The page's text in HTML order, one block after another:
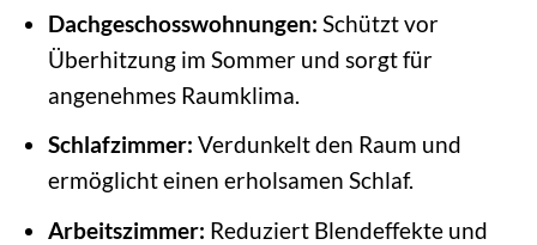
Dachgeschosswohnungen: Schützt vor
Überhitzung im Sommer und sorgt für
angenehmes Raumklima.
Schlafzimmer: Verdunkelt den Raum und
ermöglicht einen erholsamen Schlaf.
Arbeitszimmer: Reduziert Blendeffekte und